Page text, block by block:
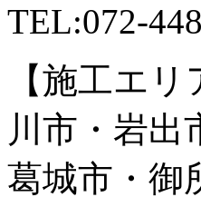
TEL:072-
【施工エ
川市・岩出
葛城市・御